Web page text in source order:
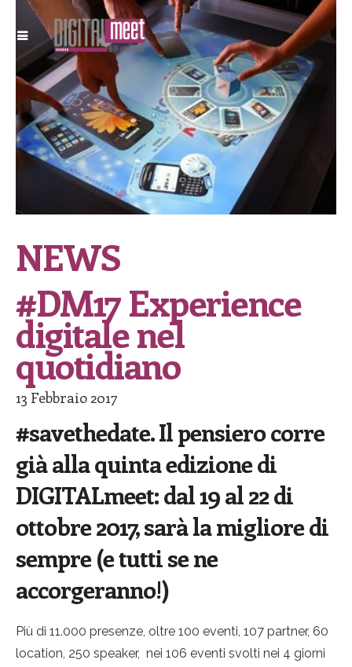
NEWS
#DM17 Experience
digitale nel
quotidiano
13 Febbraio 2017
#savethedate. Il pensiero corre
già allaquinta edizionedi
DIGITALmeet:dal 19 al 22 di
ottobre 2017, sarà la migliore di
sempre (e tutti se ne
accorgeranno!)
Più di 11.000 presenze, oltre 100 eventi, 107 partner, 60
location, 250 speaker, nei 106 eventi svolti nei 4 giorni